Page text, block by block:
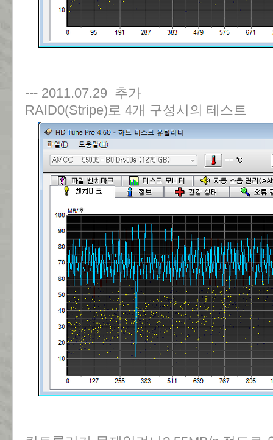
--- 2011.07.29 추가
RAID0(Stripe)로 4개 구성시의 테스트